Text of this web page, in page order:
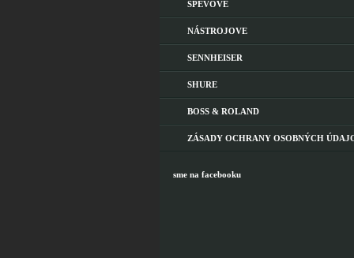
SPEVOVE
NÁSTROJOVE
SENNHEISER
SHURE
BOSS & ROLAND
ZÁSADY OCHRANY OSOBNÝCH
sme na facebooku